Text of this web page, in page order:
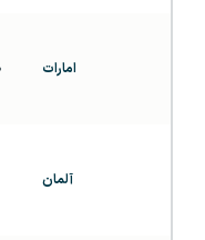
امارات
آلمان